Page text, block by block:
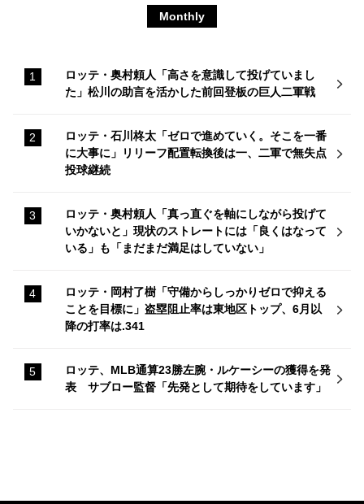
Monthly
ロッテ・奥村頼人「高さを意識して投げていまし
た」松川の助言を活かした前回登板の巨人二軍戦
ロッテ・石川柊太「ゼロで進めていく。そこを一番
に大事に」リリーフ配置転換後は一、二軍で無失点
投球継続
ロッテ・奥村頼人「真っ直ぐを軸にしながら投げて
いかないと」現状のストレートには「良くはなって
いる」も「まだまだ満足はしていない」
ロッテ・岡村了樹「守備からしっかりゼロで抑える
ことを目標に」盗塁阻止率は東地区トップ、6月以
降の打率は.341
ロッテ、MLB通算23勝左腕・ルケーシーの獲得を発
表 サブロー監督「先発として期待をしています」